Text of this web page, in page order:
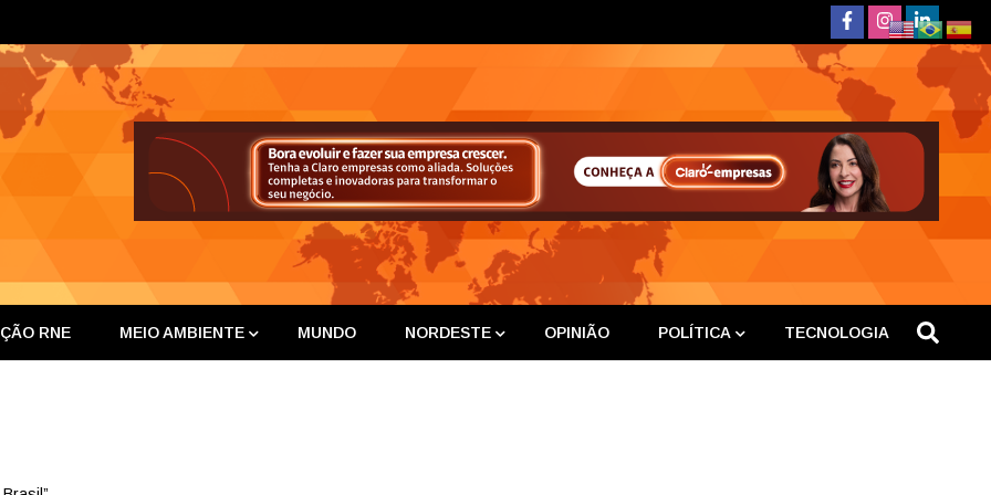
Nordeste
RNE MEIO AMBIENTE MUNDO NORDESTE OPINIÃO POLÍTICA TECNOLOGIA